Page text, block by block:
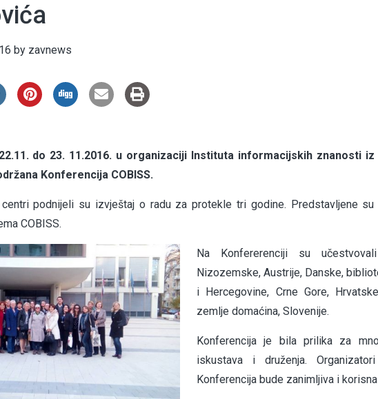
by zavnews
do 23. 11.2016. u organizaciji Instituta informacijskih znanosti iz
Konferencija COBISS.
centri podnijeli su izvještaj o radu za protekle tri godine. Predstavljene su
COBISS.
Na Konfererenciji su učes
Nizozemske, Austrije, Danske,
i Hercegovine, Crne Gore,
zemlje domaćina, Slovenije.
Konferencija je bila prilika za
iskustava i druženja.
Konferencija bude zanimljiva i